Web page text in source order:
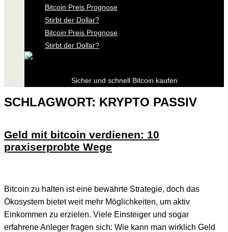
Bitcoin Preis Prognose
Stirbt der Dollar?
Bitcoin Preis Prognose
Stirbt der Dollar?
Sicher und schnell Bitcoin kaufen
SCHLAGWORT: KRYPTO PASSIV
Geld mit bitcoin verdienen: 10
praxiserprobte Wege
Bitcoin zu halten ist eine bewährte Strategie, doch das
Ökosystem bietet weit mehr Möglichkeiten, um aktiv
Einkommen zu erzielen. Viele Einsteiger und sogar
erfahrene Anleger fragen sich: Wie kann man wirklich Geld